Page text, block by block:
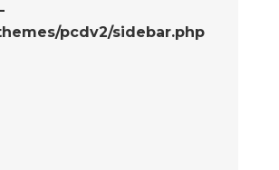
pcdv2/sidebar.php